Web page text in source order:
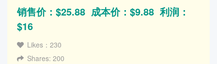
销售价：$25.88 成本价：$9.88 利润：
$16
Likes：230
Shares: 200